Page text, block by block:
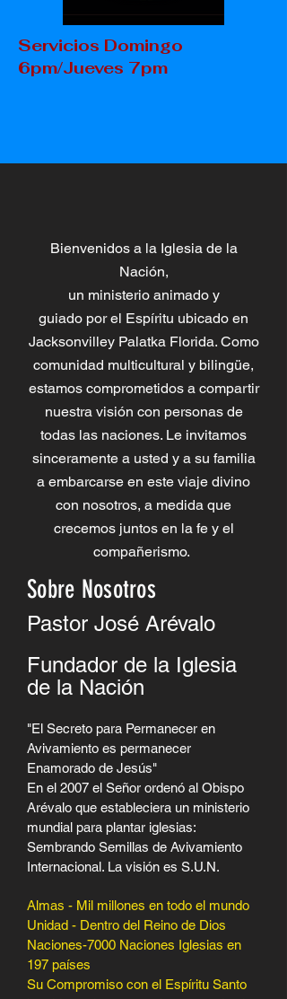
Servicios Domingo
6pm/Jueves 7pm
Bienvenidos a la Iglesia de la
Nación,
un ministerio animado y
guiado por el Espíritu ubicado en
Jacksonvilley Palatka Florida. Como
comunidad multicultural y bilingüe,
estamos comprometidos a compartir
nuestra visión con personas de
todas las naciones. Le invitamos
sinceramente a usted y a su familia
a embarcarse en este viaje divino
con nosotros, a medida que
crecemos juntos en la fe y el
compañerismo.
Sobre Nosotros
Pastor José Arévalo
Fundador de la Iglesia
de la Nación
"El Secreto para Permanecer en
Avivamiento es permanecer
Enamorado de Jesús"
En el 2007 el Señor ordenó al Obispo
Arévalo que estableciera un ministerio
mundial para plantar iglesias:
Sembrando Semillas de Avivamiento
Internacional. La visión es S.U.N.
Almas - Mil millones en todo el mundo
Unidad - Dentro del Reino de Dios
Naciones-7000 Naciones Iglesias en
197 países
Su Compromiso con el Espíritu Santo